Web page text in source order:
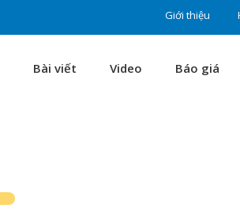
Giới thiệu
Bài viết Video Báo giá